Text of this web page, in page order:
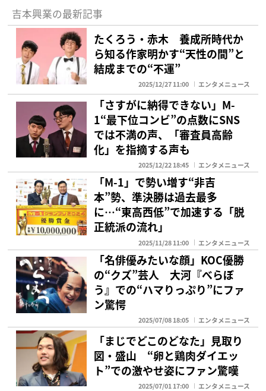
吉本興業の最新記事
たくろう・赤木 養成所時代か
ら知る作家明かす“天性の間”と
結成までの“不運”
2025/12/27 11:00 エンタメニュース
「さすがに納得できない」M-
1“最下位コンビ”の点数にSNS
では不満の声、「審査員高齢
化」を指摘する声も
2025/12/22 18:45 エンタメニュース
「M-1」で勢い増す“非吉
本”勢、準決勝は過去最多
に…“東高西低”で加速する「脱
正統派の流れ」
2025/11/28 11:00 エンタメニュース
「名俳優みたいな顔」KOC優勝
の“クズ”芸人 大河『べらぼ
う』での“ハマりっぷり”にファ
ン驚愕
2025/07/08 18:05 エンタメニュース
「まじでどこのどなた」見取り
図・盛山 “卵と鶏肉ダイエッ
ト”での激やせ姿にファン驚嘆
2025/07/01 17:00 エンタメニュース